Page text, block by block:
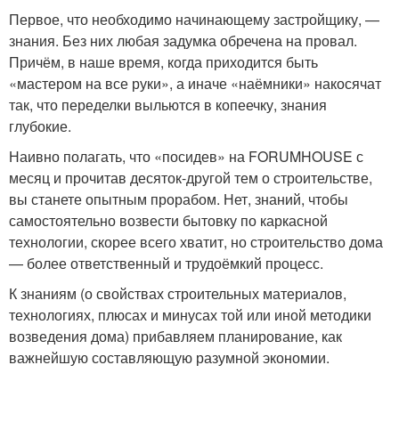
Первое, что необходимо начинающему застройщику, —
знания. Без них любая задумка обречена на провал.
Причём, в наше время, когда приходится быть
«мастером на все руки», а иначе «наёмники» накосячат
так, что переделки выльются в копеечку, знания
глубокие.
Наивно полагать, что «посидев» на FORUMHOUSE с
месяц и прочитав десяток-другой тем о строительстве,
вы станете опытным прорабом. Нет, знаний, чтобы
самостоятельно возвести бытовку по каркасной
технологии, скорее всего хватит, но строительство дома
— более ответственный и трудоёмкий процесс.
К знаниям (о свойствах строительных материалов,
технологиях, плюсах и минусах той или иной методики
возведения дома) прибавляем планирование, как
важнейшую составляющую разумной экономии.